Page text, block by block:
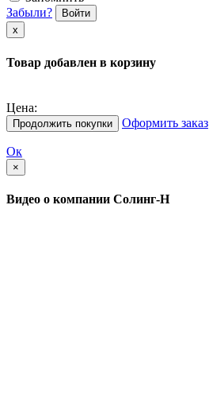
Забыли?
Войти
х
Товар добавлен в корзину
Цена:
Продолжить покупки Оформить заказ
Ок
×
Видео о компании Солинг-Н